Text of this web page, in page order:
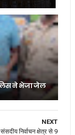
ने भेजा जेल
NEXT
निर्वाचन क्षेत्र से 9